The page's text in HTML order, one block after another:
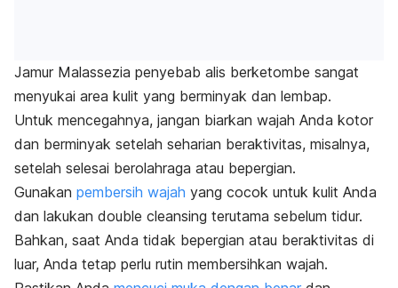
Jamur Malassezia penyebab alis berketombe sangat
menyukai area kulit yang berminyak dan lembap.
Untuk mencegahnya, jangan biarkan wajah Anda kotor
dan berminyak setelah seharian beraktivitas, misalnya,
setelah selesai berolahraga atau bepergian.
Gunakan pembersih wajah yang cocok untuk kulit Anda
dan lakukan double cleansing terutama sebelum tidur.
Bahkan, saat Anda tidak bepergian atau beraktivitas di
luar, Anda tetap perlu rutin membersihkan wajah.